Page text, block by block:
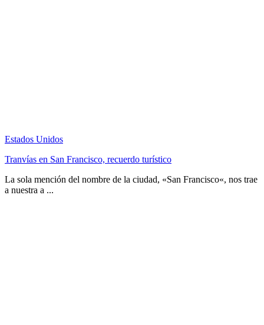
Estados Unidos
Tranvías en San Francisco, recuerdo turístico
La sola mención del nombre de la ciudad, «San Francisco«, nos trae
a nuestra a ...